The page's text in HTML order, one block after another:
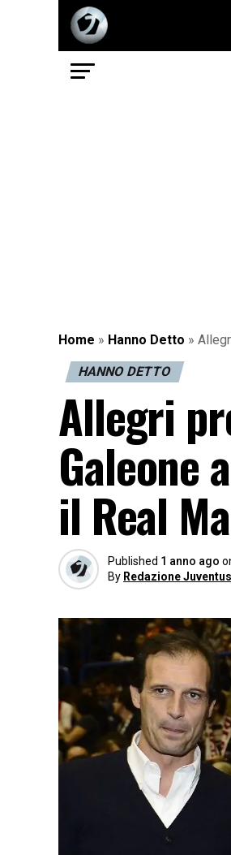
Home » Hanno Detto »
HANNO DETTO
Allegri
Galeone
il Real
Published 1 anno ago
By Redazione